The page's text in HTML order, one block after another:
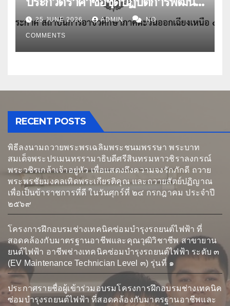
วิชาชีพ (องค์การมหาชน) ระหว่างวัน
ที่ 6 – 10 กรกฎาคม 2569 ณ ห้อง
ประชุมแผนกวิชาช่างอากาศยาน
วิทยาลัยเทคนิคอุบลราชธานี
งานบัญชี พร้อมระบบตรวจสอบและ
แสดงภัยคุกคามต่อระบบงาน
(Business System) สถาบันการ
อาชีวศึกษาภาคตะวันออกเฉียงเหนือ
25 JUNE 2026 ADMIN NO
COMMENTS
RECENT POSTS
พิธีลงนามถวายพระพรเฉลิมพระชนมพรรษา พระบาท
สมเด็จพระปรเมนทรรามาธิบดีศรีสินทรมหาวชิราลงกรณ์
พระวชิรเกล้าเจ้าอยู่หัว เพื่อแสดงถึงความจงรักภักดี ถวาย
พระพรชัยมงคลเทิดพระเกียรติคุณ และถวายสัตย์ปฏิญาณ
เพื่อเป็นข้าราชการที่ดี ในวันศุกร์ที่ ๒๔ กรกฎาคม ประจำปี
๒๕๖๙
โครงการฝึกอบรมช่างเทคนิคซ่อมบำรุงรถยนต์ไฟฟ้า ที่
สอดคล้องกับมาตรฐานอาชีพและคุณวุฒิวิชาชีพ สาขายาน
ยนต์ไฟฟ้า อาชีพช่างเทคนิคซ่อมบำรุงรถยนต์ไฟฟ้า ระดับ ๓
(EV Maintenance Technician Level ๓) รุ่นที่ ๑
ประกาศรายชื่อผู้เข้าร่วมอบรมโครงการฝึกอบรมช่างเทคนิค
ซ่อมบำรุงรถยนต์ไฟฟ้า ที่สอดคล้องกับมาตรฐานอาชีพและ